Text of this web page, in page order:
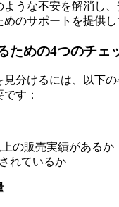
ような不安を解消し
のサポートを提供し
ための4つのチェ
分けるには、以下
す：
上の販売実績があるか
れているか